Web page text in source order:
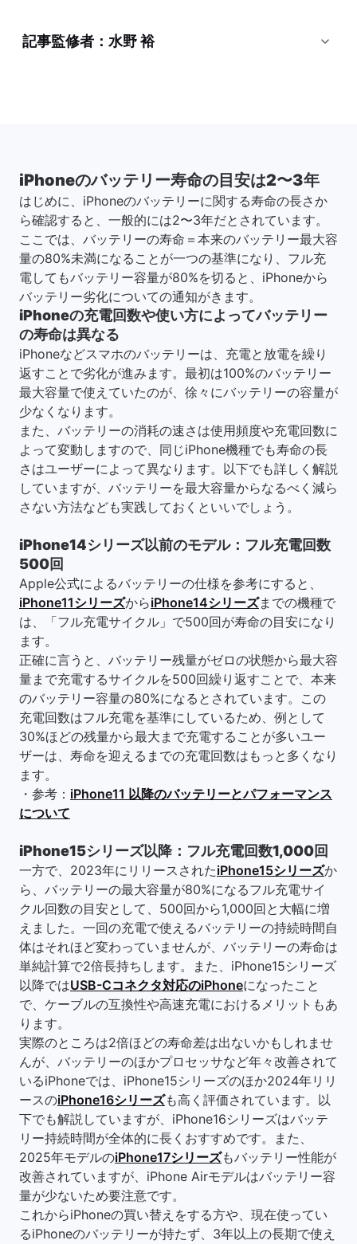
記事監修者：水野 裕
iPhoneのバッテリー寿命の目安は2〜3年
はじめに、iPhoneのバッテリーに関する寿命の長さか
ら確認すると、一般的には2〜3年だとされています。
ここでは、バッテリーの寿命＝本来のバッテリー最大容
量の80%未満になることが一つの基準になり、フル充
電してもバッテリー容量が80%を切ると、iPhoneから
バッテリー劣化についての通知がきます。
iPhoneの充電回数や使い方によってバッテリー
の寿命は異なる
iPhoneなどスマホのバッテリーは、充電と放電を繰り
返すことで劣化が進みます。最初は100%のバッテリー
最大容量で使えていたのが、徐々にバッテリーの容量が
少なくなります。
また、バッテリーの消耗の速さは使用頻度や充電回数に
よって変動しますので、同じiPhone機種でも寿命の長
さはユーザーによって異なります。以下でも詳しく解説
していますが、バッテリーを最大容量からなるべく減ら
さない方法なども実践しておくといいでしょう。
iPhone14シリーズ以前のモデル：フル充電回数
500回
Apple公式によるバッテリーの仕様を参考にすると、
iPhone11シリーズからiPhone14シリーズまでの機種で
は、「フル充電サイクル」で500回が寿命の目安になり
ます。
正確に言うと、バッテリー残量がゼロの状態から最大容
量まで充電するサイクルを500回繰り返すことで、本来
のバッテリー容量の80%になるとされています。この
充電回数はフル充電を基準にしているため、例として
30%ほどの残量から最大まで充電することが多いユー
ザーは、寿命を迎えるまでの充電回数はもっと多くなり
ます。
・参考： iPhone11 以降のバッテリーとパフォーマンス
について
iPhone15シリーズ以降：フル充電回数1,000回
一方で、2023年にリリースされたiPhone15シリーズか
ら、バッテリーの最大容量が80%になるフル充電サイ
クル回数の目安として、500回から1,000回と大幅に増
えました。一回の充電で使えるバッテリーの持続時間自
体はそれほど変わっていませんが、バッテリーの寿命は
単純計算で2倍長持ちします。また、iPhone15シリーズ
以降ではUSB-Cコネクタ対応のiPhoneになったこと
で、ケーブルの互換性や高速充電におけるメリットもあ
ります。
実際のところは2倍ほどの寿命差は出ないかもしれませ
んが、バッテリーのほかプロセッサなど年々改善されて
いるiPhoneでは、iPhone15シリーズのほか2024年リリ
ースのiPhone16シリーズも高く評価されています。以
下でも解説していますが、iPhone16シリーズはバッテ
リー持続時間が全体的に長くおすすめです。また、
2025年モデルのiPhone17シリーズもバッテリー性能が
改善されていますが、iPhone Airモデルはバッテリー容
量が少ないため要注意です。
これからiPhoneの買い替えをする方や、現在使ってい
るiPhoneのバッテリーが持たず、3年以上の長期で使え